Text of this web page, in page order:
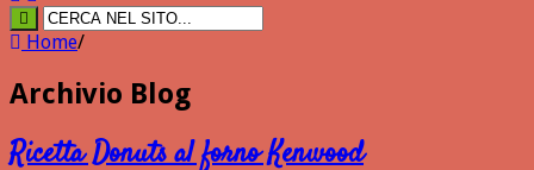
Home/
Archivio Blog
Ricetta Donuts al forno Kenwood